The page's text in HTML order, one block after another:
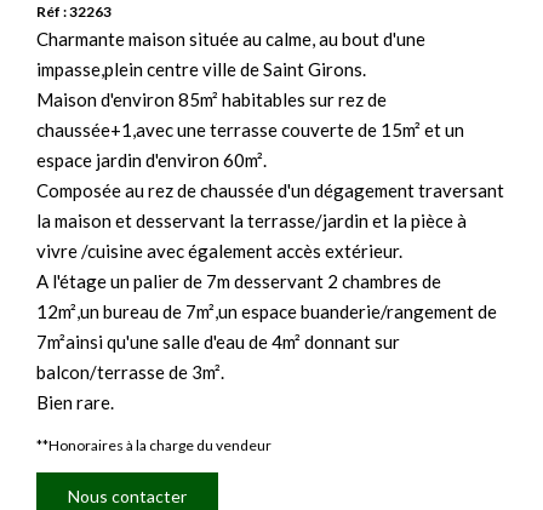
Réf : 32263
Charmante maison située au calme, au bout d'une
impasse,plein centre ville de Saint Girons.
Maison d'environ 85m² habitables sur rez de
chaussée+1,avec une terrasse couverte de 15m² et un
espace jardin d'environ 60m².
Composée au rez de chaussée d'un dégagement traversant
la maison et desservant la terrasse/jardin et la pièce à
vivre /cuisine avec également accès extérieur.
A l'étage un palier de 7m desservant 2 chambres de
12m²,un bureau de 7m²,un espace buanderie/rangement de
7m²ainsi qu'une salle d'eau de 4m² donnant sur
balcon/terrasse de 3m².
Bien rare.
**Honoraires à la charge du vendeur
Nous contacter